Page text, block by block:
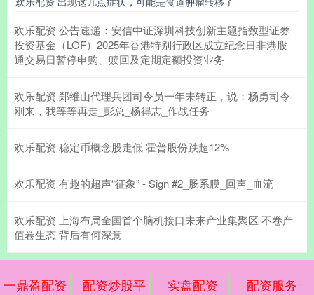
欢乐配资 公告速递：安信中证深圳科技创新主题指数型证券
投资基金（LOF）2025年香港特别行政区成立纪念日非港股
通交易日暂停申购、赎回及定期定额投资业务
欢乐配资 郑维山代理兵团司令员一年未转正，说：杨勇司令
刚来，我等等再走_彭总_杨得志_作战任务
欢乐配资 稳定币概念股走低 霍普股份跌超12%
欢乐配资 有趣的超声“征象” - Sign #2_肠系膜_回声_血流
欢乐配资 上海布局全国首个脑机接口未来产业集聚区 不卷产
值卷生态 背后有何深意
一鼎盈配资
配资炒股平
实盘配资 配资服务